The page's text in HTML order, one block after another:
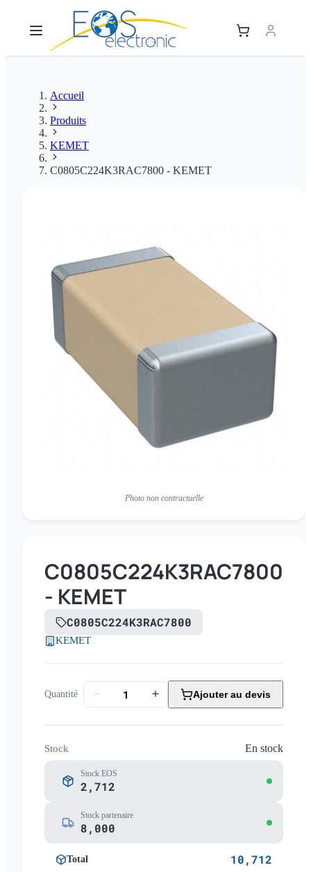
Accueil
Produits
KEMET
C0805C224K3RAC7800 - KEMET
Photo non contractuelle
C0805C224K3RAC7800
- KEMET
C0805C224K3RAC7800
KEMET
Quantité Ajouter au devis
Stock En stock
Stock EOS
2,712
Stock partenaire
8,000
Total 10,712